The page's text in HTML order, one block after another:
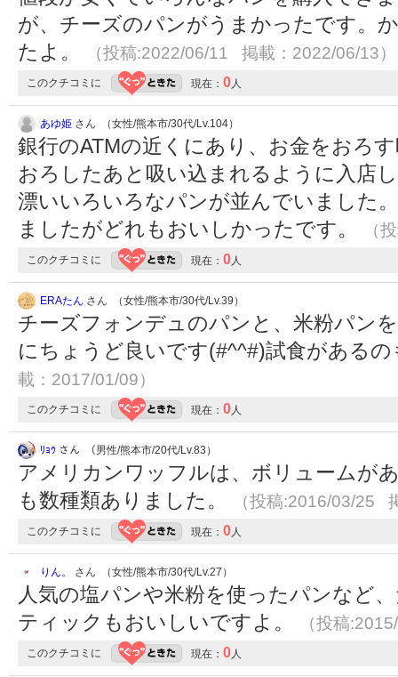
が、チーズのパンがうまかったです。
たよ。
（投稿:2022/06/11 掲載：2022/06/13）
このクチコミに 現在： 0 人
あゆ姫 さん （女性/熊本市/30代/Lv.104）
銀行のATMの近くにあり、お金をおろ
おろしたあと吸い込まれるように入店
漂いいろいろなパンが並んでいました
ましたがどれもおいしかったです。
（
このクチコミに 現在： 0 人
ERAたん さん （女性/熊本市/30代/Lv.39）
チーズフォンデュのパンと、米粉パン
にちょうど良いです(#^^#)試食がある
載：2017/01/09）
このクチコミに 現在： 0 人
ﾘｮｳ さん （男性/熊本市/20代/Lv.83）
アメリカンワッフルは、ボリュームが
も数種類ありました。
（投稿:2016/03/25
このクチコミに 現在： 0 人
りん。 さん （女性/熊本市/30代/Lv.27）
人気の塩パンや米粉を使ったパンなど
ティックもおいしいですよ。
（投稿
このクチコミに 現在： 0 人